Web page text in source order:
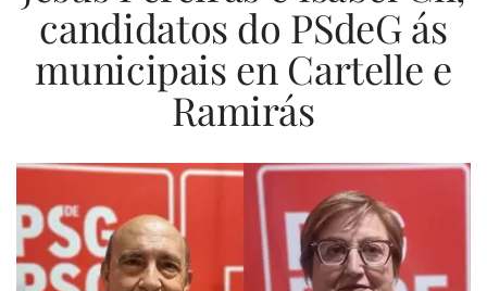
candidatos do PSdeG ás
municipais en Cartelle e
Ramirás